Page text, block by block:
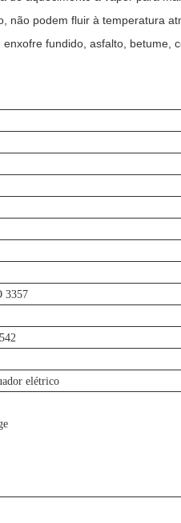
não podem fluir à temperatura
fundido, asfalto, betume,
3357
elétrico